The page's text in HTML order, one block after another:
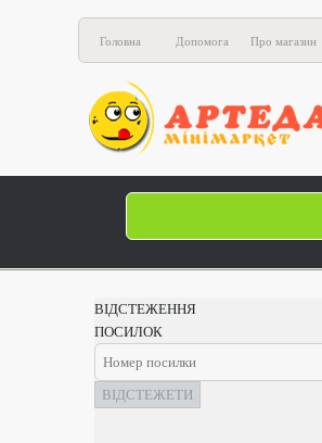
Головна Допомога Про магазин
ВІДСТЕЖЕННЯ
ПОСИЛОК
ВІДСТЕЖЕТИ